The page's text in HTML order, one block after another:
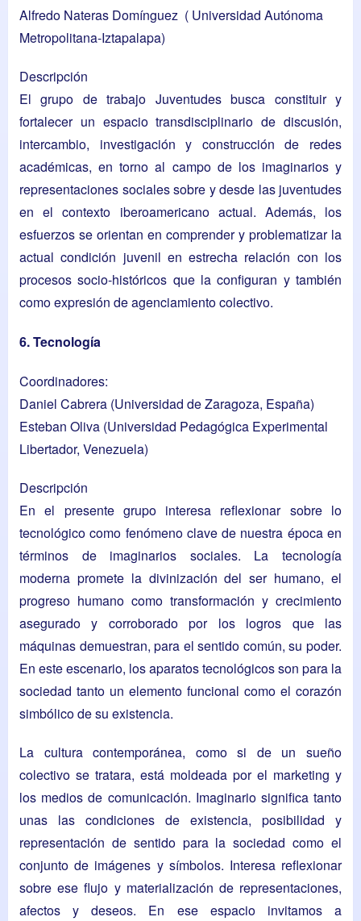
Alfredo Nateras Domínguez ( Universidad Autónoma
Metropolitana-Iztapalapa)
Descripción
El grupo de trabajo Juventudes busca constituir y
fortalecer un espacio transdisciplinario de discusión,
intercambio, investigación y construcción de redes
académicas, en torno al campo de los imaginarios y
representaciones sociales sobre y desde las juventudes
en el contexto iberoamericano actual. Además, los
esfuerzos se orientan en comprender y problematizar la
actual condición juvenil en estrecha relación con los
procesos socio-históricos que la configuran y también
como expresión de agenciamiento colectivo.
6. Tecnología
Coordinadores:
Daniel Cabrera (Universidad de Zaragoza, España)
Esteban Oliva (Universidad Pedagógica Experimental
Libertador, Venezuela)
Descripción
En el presente grupo interesa reflexionar sobre lo
tecnológico como fenómeno clave de nuestra época en
términos de imaginarios sociales. La tecnología
moderna promete la divinización del ser humano, el
progreso humano como transformación y crecimiento
asegurado y corroborado por los logros que las
máquinas demuestran, para el sentido común, su poder.
En este escenario, los aparatos tecnológicos son para la
sociedad tanto un elemento funcional como el corazón
simbólico de su existencia.
La cultura contemporánea, como si de un sueño
colectivo se tratara, está moldeada por el marketing y
los medios de comunicación. Imaginario significa tanto
unas las condiciones de existencia, posibilidad y
representación de sentido para la sociedad como el
conjunto de imágenes y símbolos. Interesa reflexionar
sobre ese flujo y materialización de representaciones,
afectos y deseos. En ese espacio invitamos a